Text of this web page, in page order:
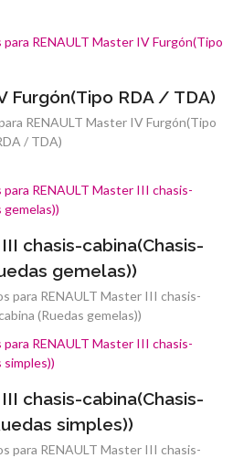
Furgón(Tipo RDA / TDA)
RENAULT Master IV Furgón(Tipo
/ TDA)
chasis-cabina(Chasis-
gemelas))
para RENAULT Master III chasis-
(Ruedas gemelas))
chasis-cabina(Chasis-
simples))
para RENAULT Master III chasis-